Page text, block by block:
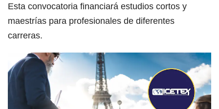
Esta convocatoria financiará estudios cortos y
maestrías para profesionales de diferentes
carreras.